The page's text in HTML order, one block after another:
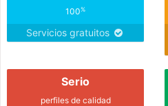
100%
Servicios gratuitos
Serio
perfiles de calidad